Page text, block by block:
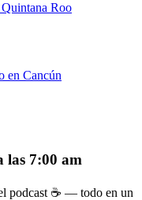
Quintana Roo
en Cancún
las 7:00 am
podcast ☕ — todo en un